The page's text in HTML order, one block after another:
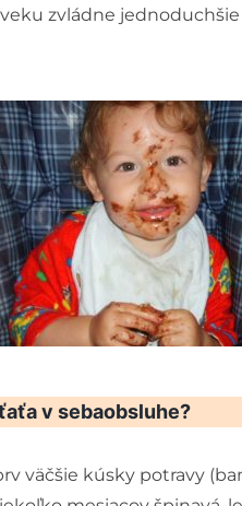
zvládne
v sebaobsluhe?
väčšie kúsky potravy